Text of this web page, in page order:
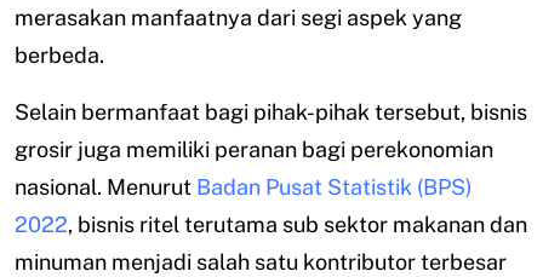
merasakan manfaatnya dari segi aspek yang
berbeda.
Selain bermanfaat bagi pihak-pihak tersebut, bisnis
grosir juga memiliki peranan bagi perekonomian
nasional. Menurut Badan Pusat Statistik (BPS)
2022, bisnis ritel terutama sub sektor makanan dan
minuman menjadi salah satu kontributor terbesar